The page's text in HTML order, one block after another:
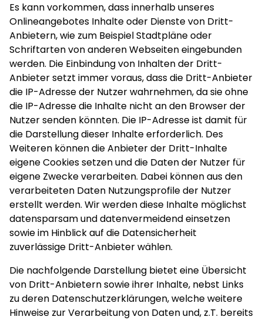
Es kann vorkommen, dass innerhalb unseres
Onlineangebotes Inhalte oder Dienste von Dritt-
Anbietern, wie zum Beispiel Stadtpläne oder
Schriftarten von anderen Webseiten eingebunden
werden. Die Einbindung von Inhalten der Dritt-
Anbieter setzt immer voraus, dass die Dritt-Anbieter
die IP-Adresse der Nutzer wahrnehmen, da sie ohne
die IP-Adresse die Inhalte nicht an den Browser der
Nutzer senden könnten. Die IP-Adresse ist damit für
die Darstellung dieser Inhalte erforderlich. Des
Weiteren können die Anbieter der Dritt-Inhalte
eigene Cookies setzen und die Daten der Nutzer für
eigene Zwecke verarbeiten. Dabei können aus den
verarbeiteten Daten Nutzungsprofile der Nutzer
erstellt werden. Wir werden diese Inhalte möglichst
datensparsam und datenvermeidend einsetzen
sowie im Hinblick auf die Datensicherheit
zuverlässige Dritt-Anbieter wählen.
Die nachfolgende Darstellung bietet eine Übersicht
von Dritt-Anbietern sowie ihrer Inhalte, nebst Links
zu deren Datenschutzerklärungen, welche weitere
Hinweise zur Verarbeitung von Daten und, z.T. bereits